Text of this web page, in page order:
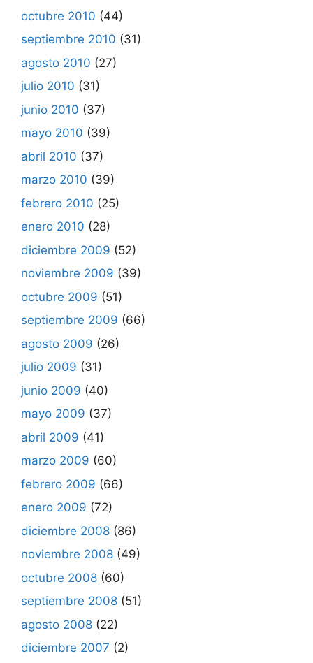
octubre 2010 (44)
septiembre 2010 (31)
agosto 2010 (27)
julio 2010 (31)
junio 2010 (37)
mayo 2010 (39)
abril 2010 (37)
marzo 2010 (39)
febrero 2010 (25)
enero 2010 (28)
diciembre 2009 (52)
noviembre 2009 (39)
octubre 2009 (51)
septiembre 2009 (66)
agosto 2009 (26)
julio 2009 (31)
junio 2009 (40)
mayo 2009 (37)
abril 2009 (41)
marzo 2009 (60)
febrero 2009 (66)
enero 2009 (72)
diciembre 2008 (86)
noviembre 2008 (49)
octubre 2008 (60)
septiembre 2008 (51)
agosto 2008 (22)
diciembre 2007 (2)